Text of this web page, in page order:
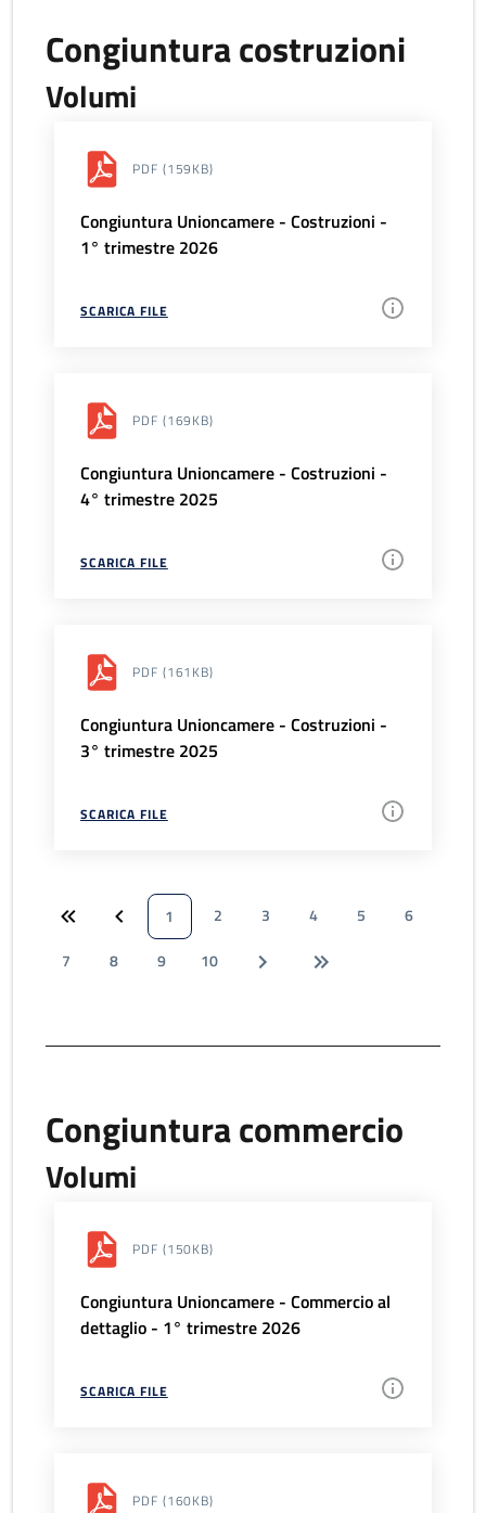
Congiuntura costruzioni
Volumi
PDF (159KB)
Congiuntura Unioncamere - Costruzioni -
1° trimestre 2026
SCARICA FILE
PDF (169KB)
Congiuntura Unioncamere - Costruzioni -
4° trimestre 2025
SCARICA FILE
PDF (161KB)
Congiuntura Unioncamere - Costruzioni -
3° trimestre 2025
SCARICA FILE
1 2 3 4 5
6
7
8 9 10
Congiuntura commercio
Volumi
PDF (150KB)
Congiuntura Unioncamere - Commercio al
dettaglio - 1° trimestre 2026
SCARICA FILE
PDF (160KB)